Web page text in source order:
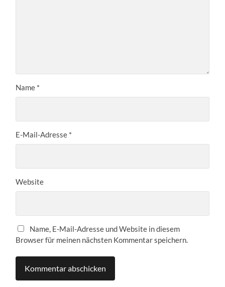
Name *
E-Mail-Adresse *
Website
Name, E-Mail-Adresse und Website in diesem
Browser für meinen nächsten Kommentar speichern.